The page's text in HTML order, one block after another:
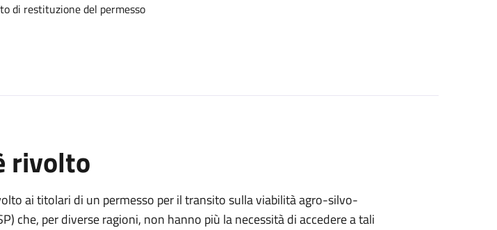
di restituzione del permesso
rivolto
ai titolari di un permesso per il transito sulla viabilità agro-silvo-
che, per diverse ragioni, non hanno più la necessità di accedere a tali